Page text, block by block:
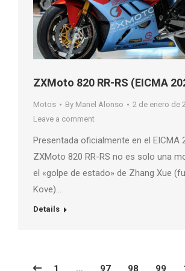
ZXMoto 820 RR-RS (EICMA
Motos By Manel Alonso
2 de enero de
Leave a comment
Presentada oficialmente en el EICMA
ZXMoto 820 RR-RS no es solo una
el «golpe de estado» de Zhang Xue
Kove)…
Details
1 … 97 98 99